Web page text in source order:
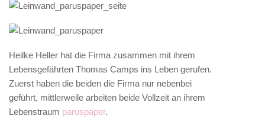
Heilke Heller hat die Firma zusammen mit ihrem
Lebensgefährten Thomas Camps ins Leben gerufen.
Zuerst haben die beiden die Firma nur nebenbei
geführt, mittlerweile arbeiten beide Vollzeit an ihrem
Lebenstraum paruspaper.